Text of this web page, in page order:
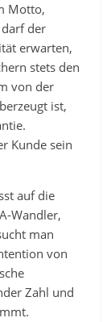
Motto,
der
erwarten,
stets den
von der
ist,
Kunde sein
auf die
Wandler,
man
von
Zahl und